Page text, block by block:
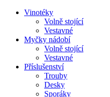
Vinotéky
Volně stojící
Vestavné
Myčky nádobí
Volně stojící
Vestavné
Příslušenství
Trouby
Desky
Sporáky